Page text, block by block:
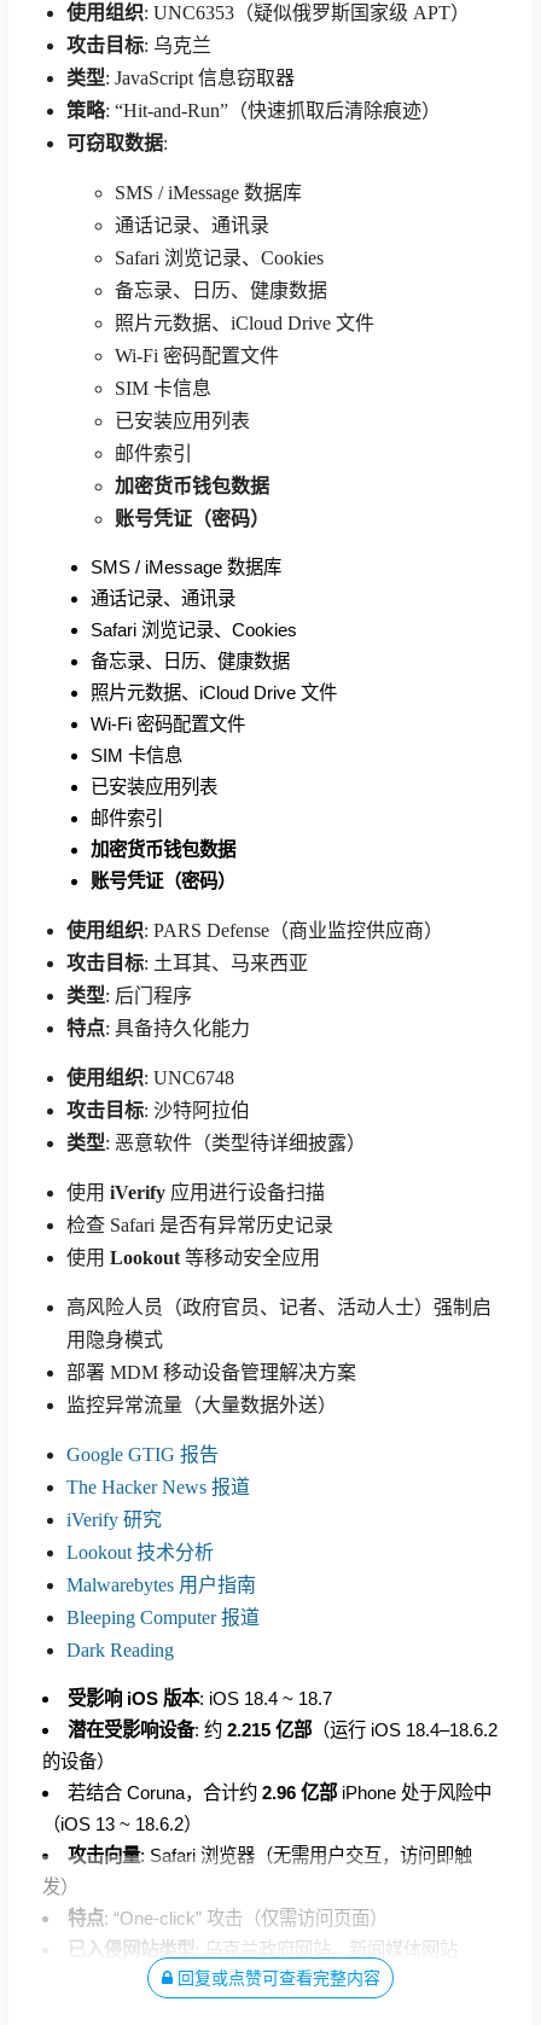
使用组织: UNC6353（疑似俄罗斯国家级 APT）
攻击目标: 乌克兰
类型: JavaScript 信息窃取器
策略: “Hit-and-Run”（快速抓取后清除痕迹）
可窃取数据:
SMS / iMessage 数据库
通话记录、通讯录
Safari 浏览记录、Cookies
备忘录、日历、健康数据
照片元数据、iCloud Drive 文件
Wi-Fi 密码配置文件
SIM 卡信息
已安装应用列表
邮件索引
加密货币钱包数据
账号凭证（密码）
SMS / iMessage 数据库
通话记录、通讯录
Safari 浏览记录、Cookies
备忘录、日历、健康数据
照片元数据、iCloud Drive 文件
Wi-Fi 密码配置文件
SIM 卡信息
已安装应用列表
邮件索引
加密货币钱包数据
账号凭证（密码）
使用组织: PARS Defense（商业监控供应商）
攻击目标: 土耳其、马来西亚
类型: 后门程序
特点: 具备持久化能力
使用组织: UNC6748
攻击目标: 沙特阿拉伯
类型: 恶意软件（类型待详细披露）
使用 iVerify 应用进行设备扫描
检查 Safari 是否有异常历史记录
使用 Lookout 等移动安全应用
高风险人员（政府官员、记者、活动人士）强制启
用隐身模式
部署 MDM 移动设备管理解决方案
监控异常流量（大量数据外送）
Google GTIG 报告
The Hacker News 报道
iVerify 研究
Lookout 技术分析
Malwarebytes 用户指南
Bleeping Computer 报道
Dark Reading
受影响 iOS 版本: iOS 18.4 ~ 18.7
潜在受影响设备: 约2.215 亿部 （运行 iOS 18.4–18.6.2
的设备）
若结合 Coruna，合计约2.96 亿部 iPhone 处于风险中
（iOS 13 ~ 18.6.2）
攻击向量: Safari 浏览器（无需用户交互，访问即触
发）
特点: “One-click” 攻击（仅需访问页面）
已入侵网站类型 : 乌克兰政府网站、新闻媒体网站
: UNC6353（疑似俄罗斯国家级 APT）
回复或点赞可查看完整内容